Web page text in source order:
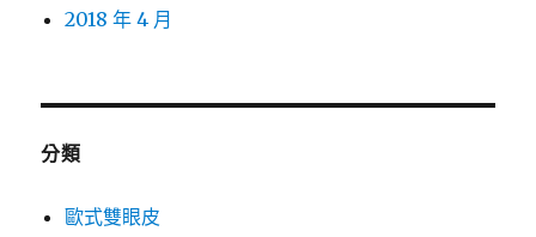
2018 年 4 月
分類
歐式雙眼皮